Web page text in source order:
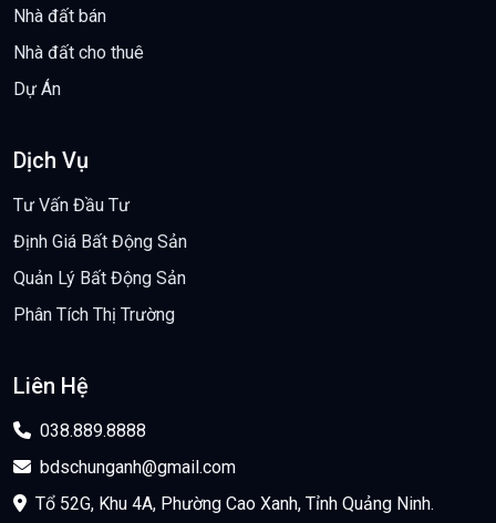
Nhà đất bán
Nhà đất cho thuê
Dự Án
Dịch Vụ
Tư Vấn Đầu Tư
Định Giá Bất Động Sản
Quản Lý Bất Động Sản
Phân Tích Thị Trường
Liên Hệ
038.889.8888
bdschunganh@gmail.com
Tổ 52G, Khu 4A, Phường Cao Xanh, Tỉnh Quảng Ninh.